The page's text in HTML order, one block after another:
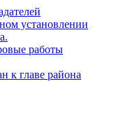
установлении
работы
к главе района